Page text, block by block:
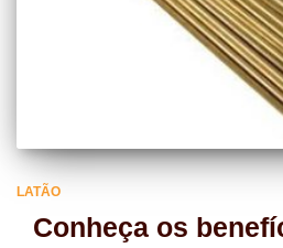
LATÃO
Conheça os